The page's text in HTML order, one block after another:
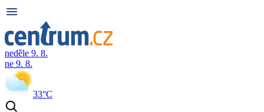
neděle 9. 8.
ne 9. 8.
33°C